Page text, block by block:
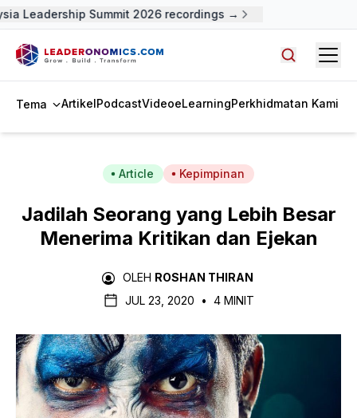
Leadership Summit 2026 recordings →
Tema ArtikelPodcastVideoeLearningPerkhidmatan Kami
Article Kepimpinan
Jadilah Seorang yang Lebih Besar
Menerima Kritikan dan Ejekan
OLEH ROSHAN THIRAN
JUL 23, 2020
• 4 MINIT